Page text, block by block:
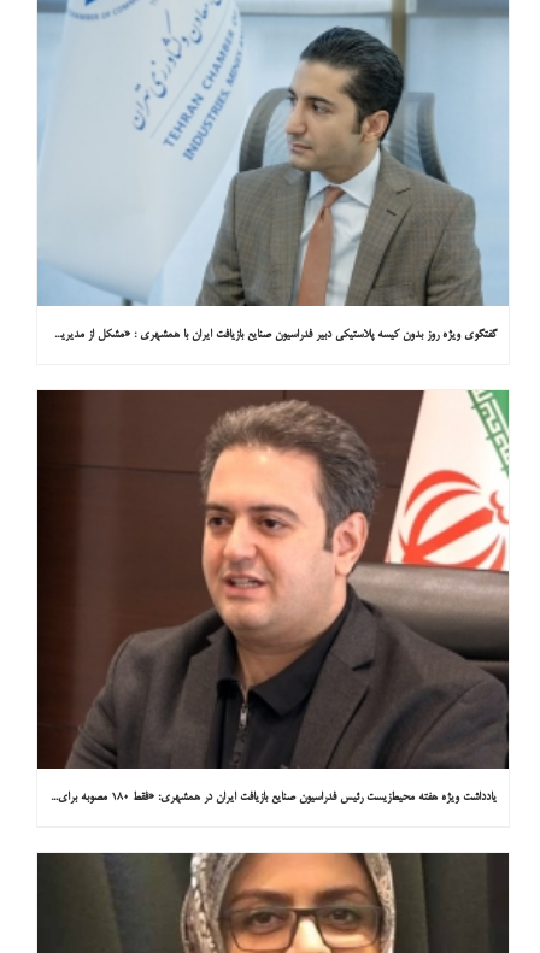
گفتگوی ویژه روز بدون کیسه پلاستیکی دبیر فدراسیون صنایع بازیافت ایران با همشهری : «مشکل از مدیریت پسماند پلاستیکی است، نه کیسه پلاستیکی»
یادداشت ویژه هفته محیط‌زیست رئیس فدراسیون صنایع بازیافت ایران در همشهری: «فقط ۱۸۰ مصوبه برای خارج کردن خودروهای فرسوده از خیابان‌ها»